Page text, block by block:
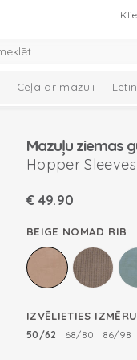
Ceļā ar mazuli
Mazuļu ziemas
Hopper
€ 49.90
BEIGE NOMAD RIB
IZVĒLIETIES IZMĒRU
50/62 68/80 86/98